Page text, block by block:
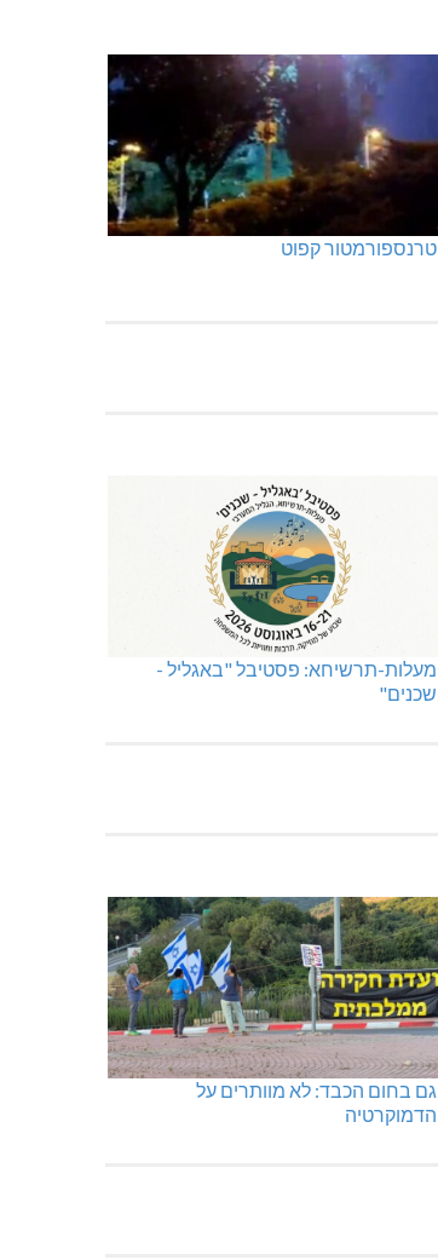
טרנספורמטור קפוט
מעלות-תרשיחא: פסטיבל "באגליל -
שכנים"
גם בחום הכבד: לא מוותרים על
הדמוקרטיה